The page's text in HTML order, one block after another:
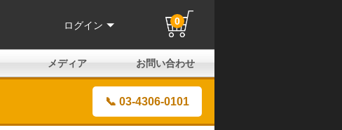
ログイン 0
メディア お問い合わせ
📞 03-4306-0101